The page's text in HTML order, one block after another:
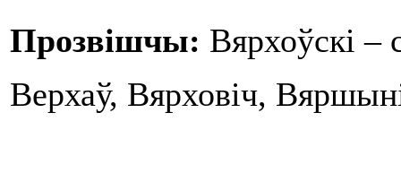
Прозвішчы: Вярхоўскі –
Верхаў, Вярховіч,